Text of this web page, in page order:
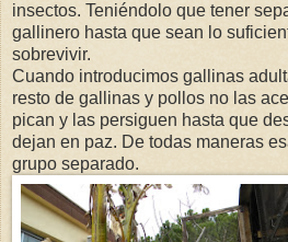
insectos. Teniéndolo que tener
gallinero hasta que sean lo
sobrevivir.
Cuando introducimos gallinas
resto de gallinas y pollos no las
pican y las persiguen hasta que
dejan en paz. De todas maneras
grupo separado.